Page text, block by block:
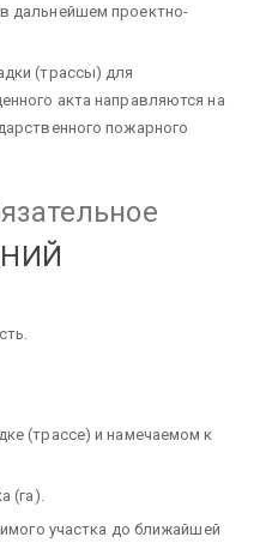
дальнейшем проектно-
(трассы) для
акта направляются на
пожарного
(трассе) и намечаемом к
(га).
участка до ближайшей